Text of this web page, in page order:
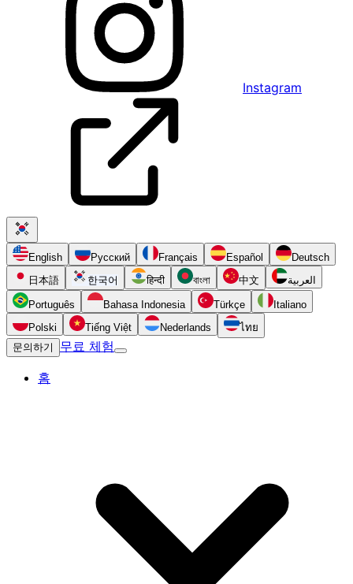
Instagram
English Русский Français Español
Deutsch
日本語
한국어 हिन्दी বাংলা 中文 العربية
Português Bahasa Indonesia Türkçe
Italiano
Polski
Tiếng Việt Nederlands
ไทย
문의하기
무료 체험
홈